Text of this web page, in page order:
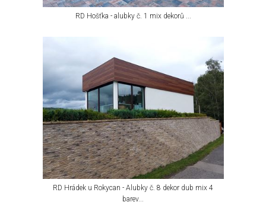
RD Hošťka - alubky č. 1 mix dekorů ...
RD Hrádek u Rokycan - Alubky č. 8 dekor dub mix 4
barev...